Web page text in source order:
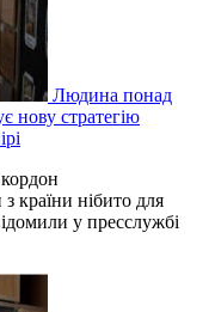
Людина понад
нову стратегію
країни нібито для
у пресслужбі